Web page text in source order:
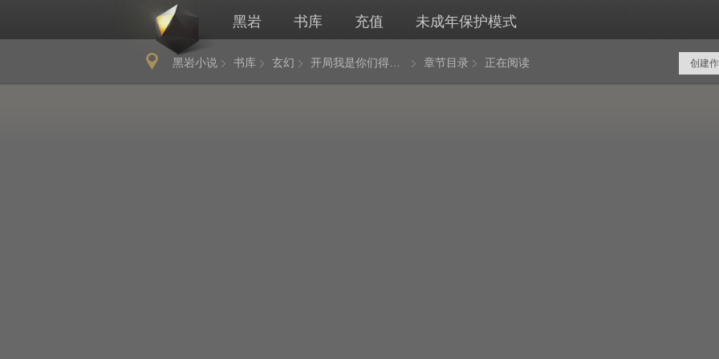
黑岩 书库 充值 未成年保护模式
黑岩小说 书库 玄幻 章节目录 正在阅读 创建